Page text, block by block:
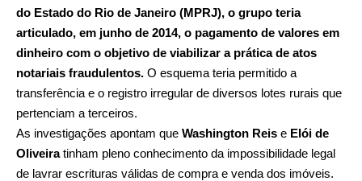
do Estado do Rio de Janeiro (MPRJ), o grupo teria
articulado, em junho de 2014, o pagamento de valores em
dinheiro com o objetivo de viabilizar a prática de atos
notariais fraudulentos. O esquema teria permitido a
transferência e o registro irregular de diversos lotes rurais que
pertenciam a terceiros.
As investigações apontam que Washington Reis e Elói de
Oliveiratinham pleno conhecimento da impossibilidade legal
de lavrar escrituras válidas de compra e venda dos imóveis.